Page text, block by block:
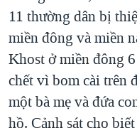
11 thường dân bị
miền đông và miền
Khost ở miền đông
chết vì bom cài trên
một bà mẹ và đứa
hồ. Cảnh sát cho